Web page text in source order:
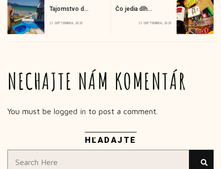
Tajomstvo dlhovekosti
21 SEPTEMBRA, 2020
Čo jedia dlhovekí ľudia?
21 SEPTEMBRA, 2020
NECHAJTE NÁM KOMENTÁR
You must be logged in to post a comment.
HĽADAJTE